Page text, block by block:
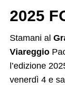
2025
Stamani al
Viareggio
l’edizione
venerdì 4 e